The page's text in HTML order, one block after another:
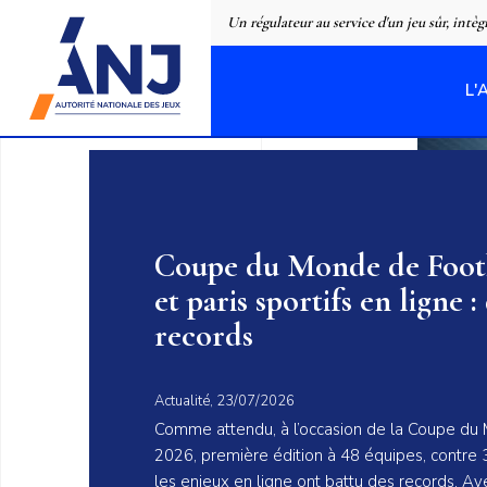
accueil
Un régulateur au service d'un jeu sûr,
L'ANJ Un régulateur au service
Coupe du Monde de
et paris sportifs en ligne :
records
Actualité, 23/07/2026
Comme attendu, à l’occasion de la Coupe
2026, première édition à 48 équipes, contre
les enjeux en ligne ont battu des records.
Panneau de gestion des cookies